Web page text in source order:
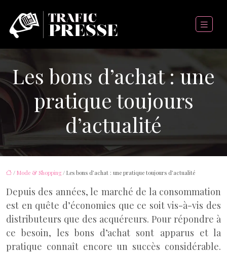
Les bons d’achat : une
pratique toujours
d’actualité
/ Mode & Shopping / Les bons d’achat : une pratique toujours d’actualité
Depuis des années, le marché de la consommation
est en quête d’économies que ce soit vis-à-vis des
distributeurs que des acquéreurs. Pour répondre à
ce besoin, les bons d’achat sont apparus et la
pratique connaît encore un succès considérable.